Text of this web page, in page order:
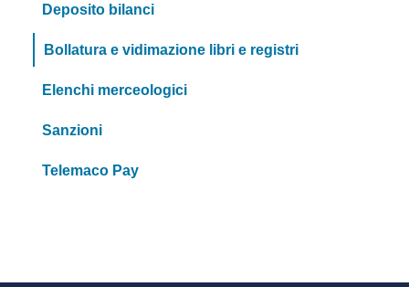
Deposito bilanci
Bollatura e vidimazione libri e registri
Elenchi merceologici
Sanzioni
Telemaco Pay